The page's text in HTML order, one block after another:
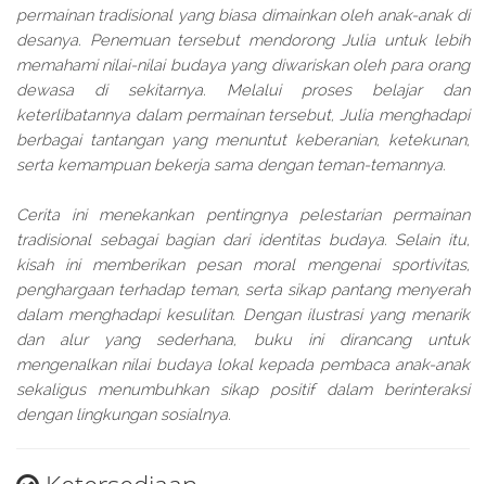
permainan tradisional yang biasa dimainkan oleh anak-anak di
desanya. Penemuan tersebut mendorong Julia untuk lebih
memahami nilai-nilai budaya yang diwariskan oleh para orang
dewasa di sekitarnya. Melalui proses belajar dan
keterlibatannya dalam permainan tersebut, Julia menghadapi
berbagai tantangan yang menuntut keberanian, ketekunan,
serta kemampuan bekerja sama dengan teman-temannya.
Cerita ini menekankan pentingnya pelestarian permainan
tradisional sebagai bagian dari identitas budaya. Selain itu,
kisah ini memberikan pesan moral mengenai sportivitas,
penghargaan terhadap teman, serta sikap pantang menyerah
dalam menghadapi kesulitan. Dengan ilustrasi yang menarik
dan alur yang sederhana, buku ini dirancang untuk
mengenalkan nilai budaya lokal kepada pembaca anak-anak
sekaligus menumbuhkan sikap positif dalam berinteraksi
dengan lingkungan sosialnya.